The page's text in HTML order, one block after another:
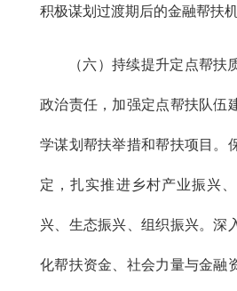
积极谋划过渡期后的金融帮扶机
（六）持续提升定点帮扶
政治责任，加强定点帮扶队伍
学谋划帮扶举措和帮扶项目。
定，扎实推进乡村产业振兴
兴、生态振兴、组织振兴。深
化帮扶资金、社会力量与金融